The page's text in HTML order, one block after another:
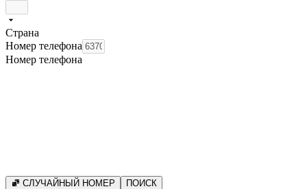
Страна
Номер телефона
Номер телефона
СЛУЧАЙНЫЙ НОМЕР ПОИСК